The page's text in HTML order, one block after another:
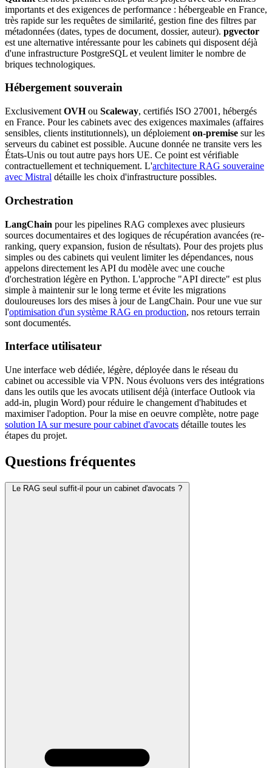
importants et des exigences de performance : hébergeable en France,
très rapide sur les requêtes de similarité, gestion fine des filtres par
métadonnées (dates, types de document, dossier, auteur). pgvector
est une alternative intéressante pour les cabinets qui disposent déjà
d'une infrastructure PostgreSQL et veulent limiter le nombre de
briques technologiques.
Hébergement souverain
Exclusivement OVHou Scaleway, certifiés ISO 27001, hébergés
en France. Pour les cabinets avec des exigences maximales (affaires
sensibles, clients institutionnels), un déploiement on-premise sur les
serveurs du cabinet est possible. Aucune donnée ne transite vers les
États-Unis ou tout autre pays hors UE. Ce point est vérifiable
contractuellement et techniquement. L'architecture RAG souveraine
avec Mistral détaille les choix d'infrastructure possibles.
Orchestration
LangChain pour les pipelines RAG complexes avec plusieurs
sources documentaires et des logiques de récupération avancées (re-
ranking, query expansion, fusion de résultats). Pour des projets plus
simples ou des cabinets qui veulent limiter les dépendances, nous
appelons directement les API du modèle avec une couche
d'orchestration légère en Python. L'approche "API directe" est plus
simple à maintenir sur le long terme et évite les migrations
douloureuses lors des mises à jour de LangChain. Pour une vue sur
l'optimisation d'un système RAG en production, nos retours terrain
sont documentés.
Interface utilisateur
Une interface web dédiée, légère, déployée dans le réseau du
cabinet ou accessible via VPN. Nous évoluons vers des intégrations
dans les outils que les avocats utilisent déjà (interface Outlook via
add-in, plugin Word) pour réduire le changement d'habitudes et
maximiser l'adoption. Pour la mise en oeuvre complète, notre page
solution IA sur mesure pour cabinet d'avocats détaille toutes les
étapes du projet.
Questions fréquentes
Le RAG seul suffit-il pour un cabinet d'avocats ?